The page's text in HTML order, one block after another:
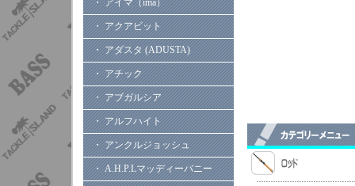
・ アイマ（ima）
・ アクアビット
・ アダスタ (ADUSTA)
・ アチック
・ アブガルシア
・ アルフハイト
・ アンクルジョッシュ
・ A.H.P.Lマッディーバニー